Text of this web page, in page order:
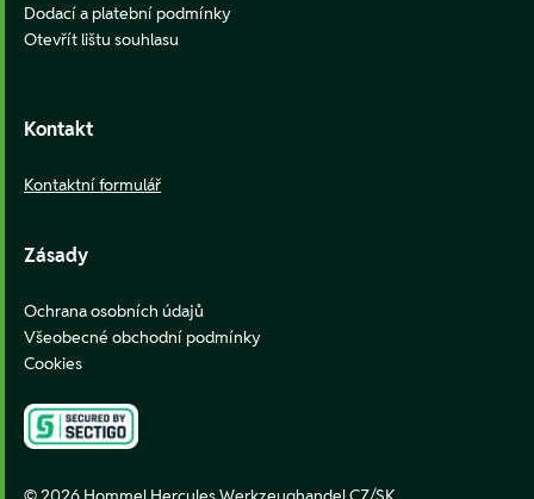
Dodací a platební podmínky
Otevřít lištu souhlasu
Kontakt
Kontaktní formulář
Zásady
Ochrana osobních údajů
Všeobecné obchodní podmínky
Cookies